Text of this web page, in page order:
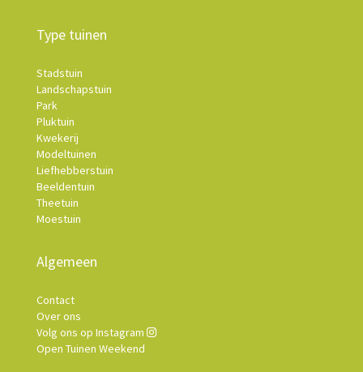
Type tuinen
Stadstuin
Landschapstuin
Park
Pluktuin
Kwekerij
Modeltuinen
Liefhebberstuin
Beeldentuin
Theetuin
Moestuin
Algemeen
Contact
Over ons
Volg ons op Instagram
Open Tuinen Weekend